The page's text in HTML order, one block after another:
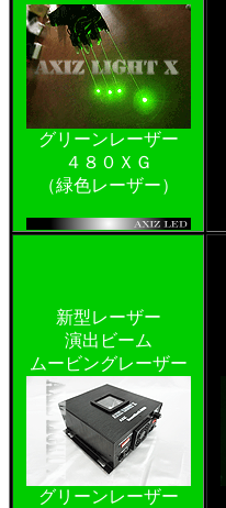
グリーンレーザー
４８０ＸＧ
（緑色レーザー）
新型レーザー
演出ビーム
ムービングレーザー
グリーンレーザー